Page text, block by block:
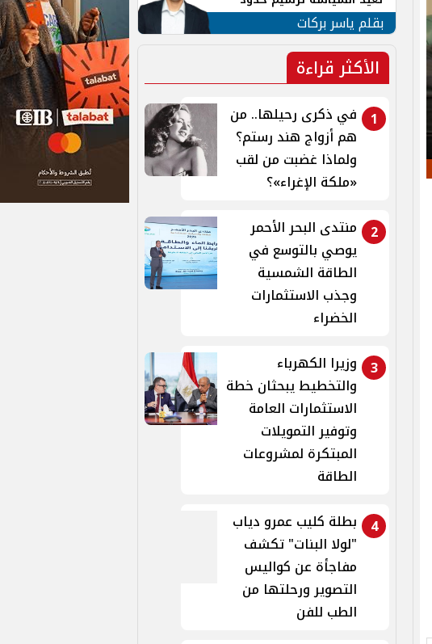
الأمن القومي العربي
بقلم ياسر بركات
الأكثر قراءة
1
في ذكرى رحيلها.. من
هم أزواج هند رستم؟
ولماذا غضبت من لقب
«ملكة الإغراء»؟
2
منتدى البحر الأحمر
يوصي بالتوسع في
الطاقة الشمسية
وجذب الاستثمارات
الخضراء
3 وزيرا الكهرباء
والتخطيط يبحثان خطة
الاستثمارات العامة
وتوفير التمويلات
المبتكرة لمشروعات
الطاقة
4
بطلة كليب عمرو دياب
"لولا البنات" تكشف
مفاجأة عن كواليس
التصوير ورحلتها من
الطب للفن